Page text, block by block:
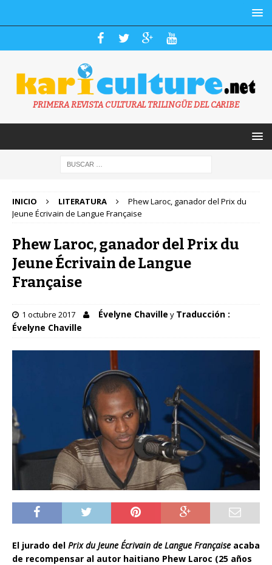
PRIMERA REVISTA CULTURAL TRILINGÜE DEL CARIBE
INICIO LITERATURA
Phew Laroc, ganador del Prix du
Jeune Écrivain de Langue Française
Phew Laroc, ganador del Prix du
Jeune Écrivain de Langue
Française
1 octubre 2017 Évelyne Chaville y Traducción :
Évelyne Chaville
El jurado del Prix du Jeune Écrivain de Langue Française acaba
de recompensar al autor haitiano Phew Laroc (25 años